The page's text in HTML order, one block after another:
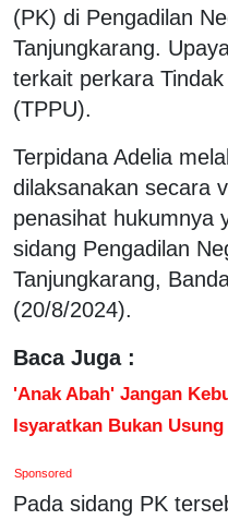
(PK) di Pengadilan
Tanjungkarang.
terkait perkara
(TPPU).
Terpidana Adelia
dilaksanakan secara
penasihat hukumnya
sidang Pengadilan
Tanjungkarang,
(20/8/2024).
Baca Juga :
'Anak Abah' Jangan
Isyaratkan Bukan
Sponsored
Pada sidang PK